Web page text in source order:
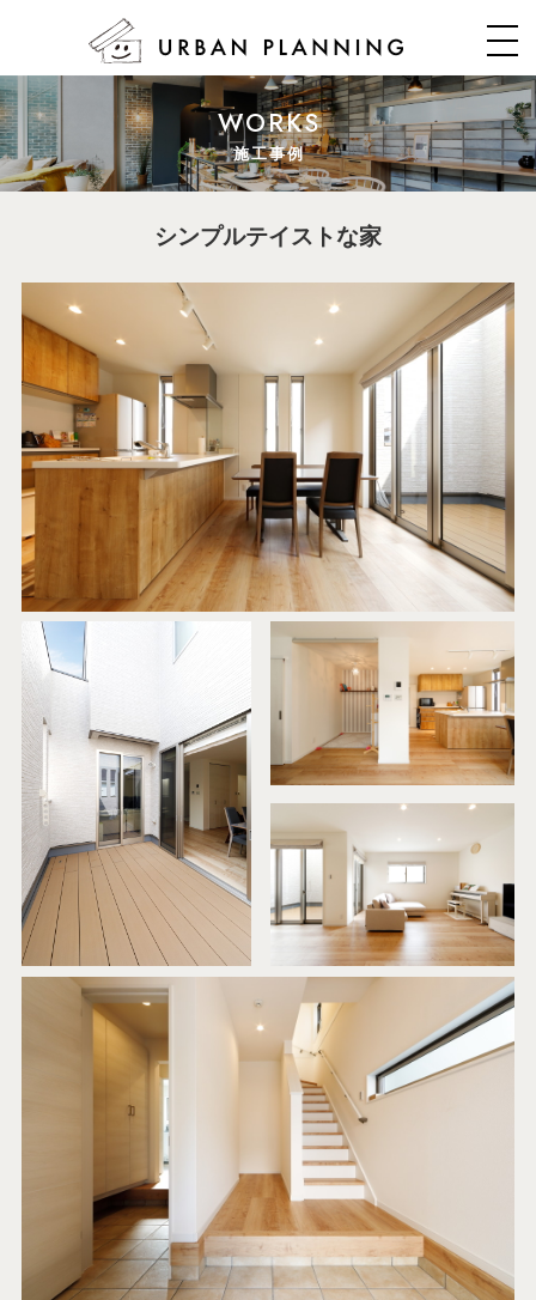
WORKS
施工事例
シンプルテイストな家